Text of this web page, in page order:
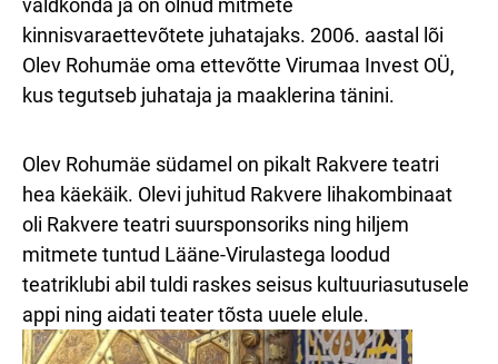
valdkonda ja on olnud mitmete
kinnisvaraettevõtete juhatajaks. 2006. aastal lõi
Olev Rohumäe oma ettevõtte Virumaa Invest OÜ,
kus tegutseb juhataja ja maaklerina tänini.
Olev Rohumäe südamel on pikalt Rakvere teatri
hea käekäik. Olevi juhitud Rakvere lihakombinaat
oli Rakvere teatri suursponsoriks ning hiljem
mitmete tuntud Lääne-Virulastega loodud
teatriklubi abil tuldi raskes seisus kultuuriasutusele
appi ning aidati teater tõsta uuele elule.